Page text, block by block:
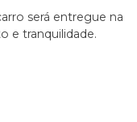
será entregue na
e tranquilidade.